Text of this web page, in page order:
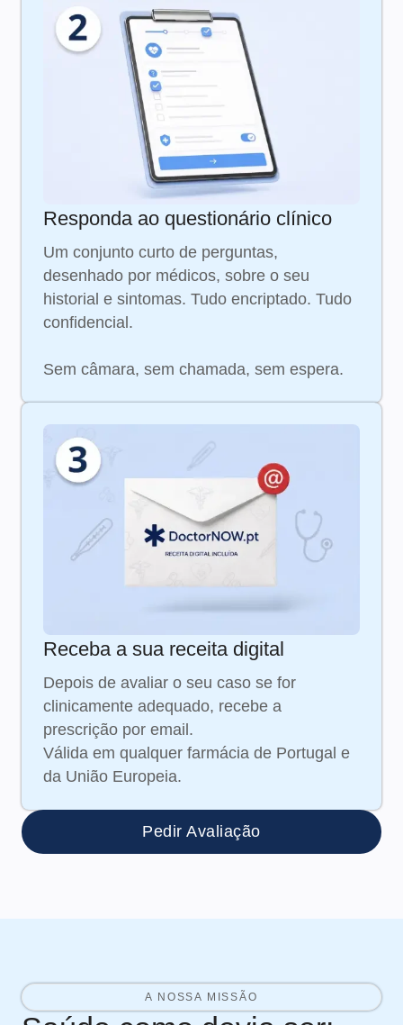
Responda ao questionário clínico
Um conjunto curto de perguntas,
desenhado por médicos, sobre o seu
historial e sintomas. Tudo encriptado. Tudo
confidencial.
Sem câmara, sem chamada, sem espera.
Receba a sua receita digital
Depois de avaliar o seu caso se for
clinicamente adequado, recebe a
prescrição por email.
Válida em qualquer farmácia de Portugal e
da União Europeia.
Pedir Avaliação
A NOSSA MISSÃO